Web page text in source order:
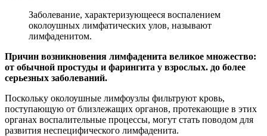
Заболевание, характеризующееся воспалением
околоушных лимфатических улов, называют
лимфаденитом.
Причин возникновения лимфаденита великое множество:
от обычной простуды и фарингита у взрослых. до более
серьезных заболеваний.
Поскольку околоушные лимфоузлы фильтруют кровь,
поступающую от близлежащих органов, протекающие в этих
органах воспалительные процессы, могут стать поводом для
развития неспецифического лимфаденита.